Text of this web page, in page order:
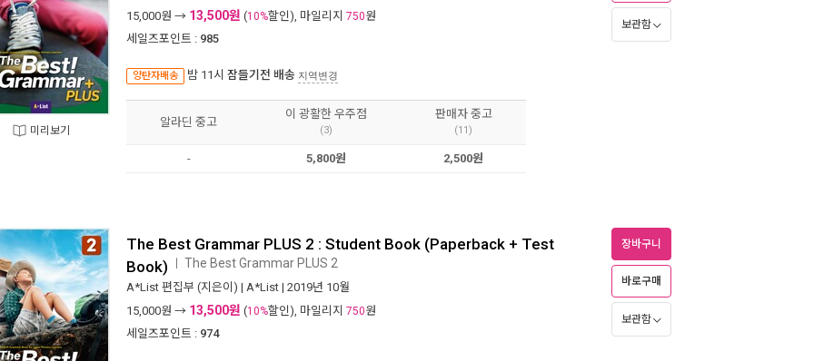
미리보기
15,000원 → 13,500원 (10%할인), 마일리지 750원
세일즈포인트 : 985
양탄자배송 밤 11시 잠들기전 배송 지역변경
보관함
알라딘 중고
이 광활한 우주점
(3)
판매자 중고
(11)
- 5,800원 2,500원
The Best Grammar PLUS 2 : Student Book (Paperback + Test
Book) The Best Grammar PLUS 2
A*List 편집부 (지은이) | A*List | 2019년 10월
15,000원 → 13,500원 (10%할인), 마일리지 750원
세일즈포인트 : 974
장바구니
바로구매
보관함